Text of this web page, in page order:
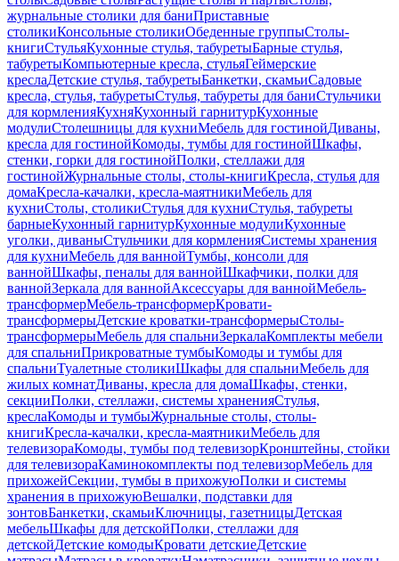
журнальные столики для баниПриставные
столикиКонсольные столикиОбеденные группыСтолы-
книгиСтульяКухонные стулья, табуретыБарные стулья,
табуретыКомпьютерные кресла, стульяГеймерские
креслаДетские стулья, табуретыБанкетки, скамьиСадовые
кресла, стулья, табуретыСтулья, табуреты для баниСтульчики
для кормленияКухняКухонный гарнитурКухонные
модулиСтолешницы для кухниМебель для гостинойДиваны,
кресла для гостинойКомоды, тумбы для гостинойШкафы,
стенки, горки для гостинойПолки, стеллажи для
гостинойЖурнальные столы, столы-книгиКресла, стулья для
домаКресла-качалки, кресла-маятникиМебель для
кухниСтолы, столикиСтулья для кухниСтулья, табуреты
барныеКухонный гарнитурКухонные модулиКухонные
уголки, диваныСтульчики для кормленияСистемы хранения
для кухниМебель для ваннойТумбы, консоли для
ваннойШкафы, пеналы для ваннойШкафчики, полки для
ваннойЗеркала для ваннойАксессуары для ваннойМебель-
трансформерМебель-трансформерКровати-
трансформерыДетские кроватки-трансформерыСтолы-
трансформерыМебель для спальниЗеркалаКомплекты мебели
для спальниПрикроватные тумбыКомоды и тумбы для
спальниТуалетные столикиШкафы для спальниМебель для
жилых комнатДиваны, кресла для домаШкафы, стенки,
секцииПолки, стеллажи, системы храненияСтулья,
креслаКомоды и тумбыЖурнальные столы, столы-
книгиКресла-качалки, кресла-маятникиМебель для
телевизораКомоды, тумбы под телевизорКронштейны, стойки
для телевизораКаминокомплекты под телевизорМебель для
прихожейСекции, тумбы в прихожуюПолки и системы
хранения в прихожуюВешалки, подставки для
зонтовБанкетки, скамьиКлючницы, газетницыДетская
мебельШкафы для детскойПолки, стеллажи для
детскойДетские комодыКровати детскиеДетские